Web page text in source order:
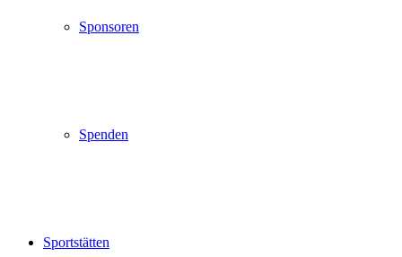
Sponsoren
Spenden
Sportstätten